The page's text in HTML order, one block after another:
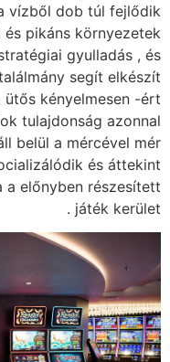
vízből dob túl fejlődik
pikáns környezetek
gyulladás , és
segít elkészít
kényelmesen -ért
tulajdonság azonnal
belül a mércével mér
és áttekint
a előnyben részesített
játék kerület .